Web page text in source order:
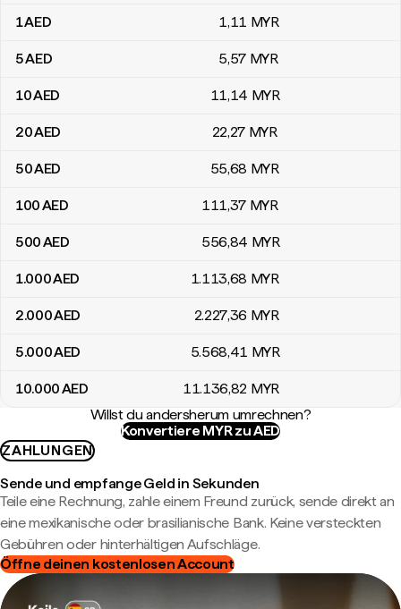
Umrechnungstabelle VAE-Dirham zu Malaysische Ringgit
1AED 1,11 MYR
5AED 5,57 MYR
10AED 11,14 MYR
20AED 22,27 MYR
50AED 55,68 MYR
100AED 111,37 MYR
500AED 556,84 MYR
1.000AED 1.113,68 MYR
2.000AED 2.227,36 MYR
5.000AED 5.568,41 MYR
10.000AED 11.136,82 MYR
Willst du andersherum umrechnen?
Konvertiere MYR zu AED
ZAHLUNGEN
Sende und empfange Geld in Sekunden
Teile eine Rechnung, zahle einem Freund zurück, sende direkt an
eine mexikanische oder brasilianische Bank. Keine versteckten
Gebühren oder hinterhältigen Aufschläge.
Öffne deinen kostenlosen Account